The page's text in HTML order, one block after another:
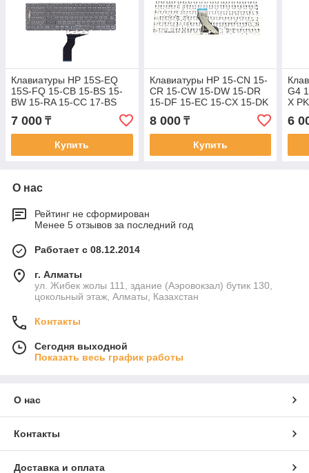
Клавиатуры HP 15S-EQ
15S-FQ 15-CB 15-BS 15-
BW 15-RA 15-CC 17-BS
250 G6 15-BP клавиатура
c RU/EN раскладкой
7 000 ₸
Купить
Клавиатуры HP 15-CN 15-
CR 15-CW 15-DW 15-DR
15-DF 15-EC 15-CX 15-DK
15-DF 15t-DA 16 -A 17-por
17-CA TPN-Q208
8 000₸
Купить
G4
X
EN
6
О нас
Рейтинг не сформирован
Менее 5 отзывов за последний год
Работает с 08.12.2014
г. Алматы
ул. Жибек жолы 111, здание (Аэровокзал) бутик 130,
цокольный этаж, Алматы, Казахстан
Контакты
Сегодня выходной
Показать весь график работы
О нас
Контакты
Доставка и оплата